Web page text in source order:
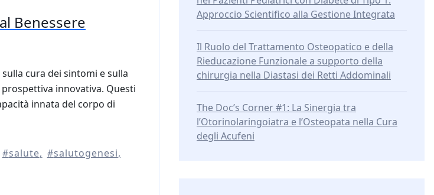
Benessere
cura dei sintomi e sulla
innovativa. Questi
innata del corpo di
salute
salutogenesi
Approccio Scientifico alla Gestione Integrata
Il Ruolo del Trattamento Osteopatico e della
Rieducazione Funzionale a supporto della
chirurgia nella Diastasi dei Retti Addominali
The Doc’s Corner #1: La Sinergia tra
l’Otorinolaringoiatra e l’Osteopata nella Cura
degli Acufeni